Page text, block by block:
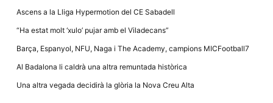
Ascens a la Lliga Hypermotion del CE Sabadell
“Ha estat molt ‘xulo’ pujar amb el Viladecans”
Barça, Espanyol, NFU, Naga i The Academy, campions MICFootball7
Al Badalona li caldrà una altra remuntada històrica
Una altra vegada decidirà la glòria la Nova Creu Alta